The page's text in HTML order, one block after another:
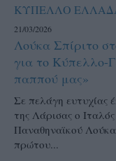
ΚΥΠΕΛΛΟ
21/03/2026
Λούκα Σπίριτο
για το Κύπελλο-
παππού μας»
Σε πελάγη ευτυχίας
της Λάρισας ο
Παναθηναϊκού
πρώτου...